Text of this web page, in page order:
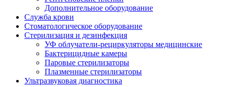
Дополнительное оборудование
Служба крови
Стоматологическое оборудование
Стерилизация и дезинфекция
УФ облучатели-рециркуляторы медицинские
Бактерицидные камеры
Паровые стерилизаторы
Плазменные стерилизаторы
Ультразвуковая диагностика